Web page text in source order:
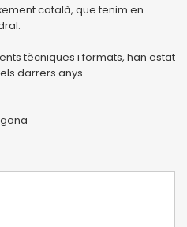
català, que tenim en
tècniques i formats, han estat
darrers anys.